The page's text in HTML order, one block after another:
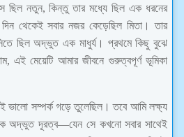
ছিল নতুন, কিন্তু তার মধ্যে ছিল এক ধরনের
থেকেই সবার নজর কেড়েছিল মিতা। তার
ছিল অদ্ভুত এক মাধুর্য। প্রথমে কিছু বুঝে
এই মেয়েটি আমার জীবনে গুরুত্বপূর্ণ ভূমিকা
ভালো সম্পর্ক গড়ে তুলেছিল। তবে আমি লক্ষ্য
অদ্ভুত দূরত্ব—যেন সে কখনো সবার সাথেই